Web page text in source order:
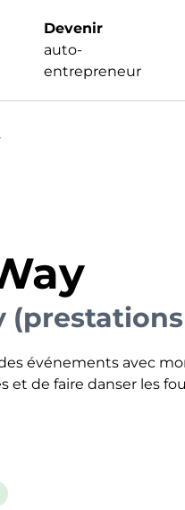
Devenir
auto-
entrepreneur
événements avec
et de faire danser les